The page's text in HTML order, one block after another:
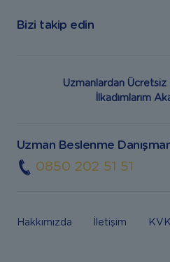
Bizi takip edin
Uzmanlardan
İlkadımlarım
Uzman Beslenme
0850 202 51 51
Hakkımızda İletişim